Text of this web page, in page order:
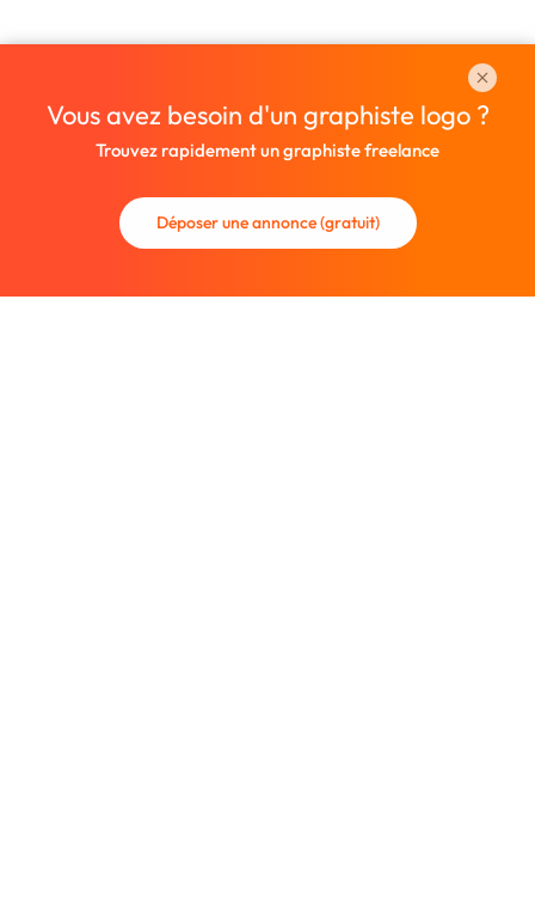
Vous avez besoin d'un graphiste logo ?
Trouvez rapidement un graphiste freelance
Déposer une annonce (gratuit)